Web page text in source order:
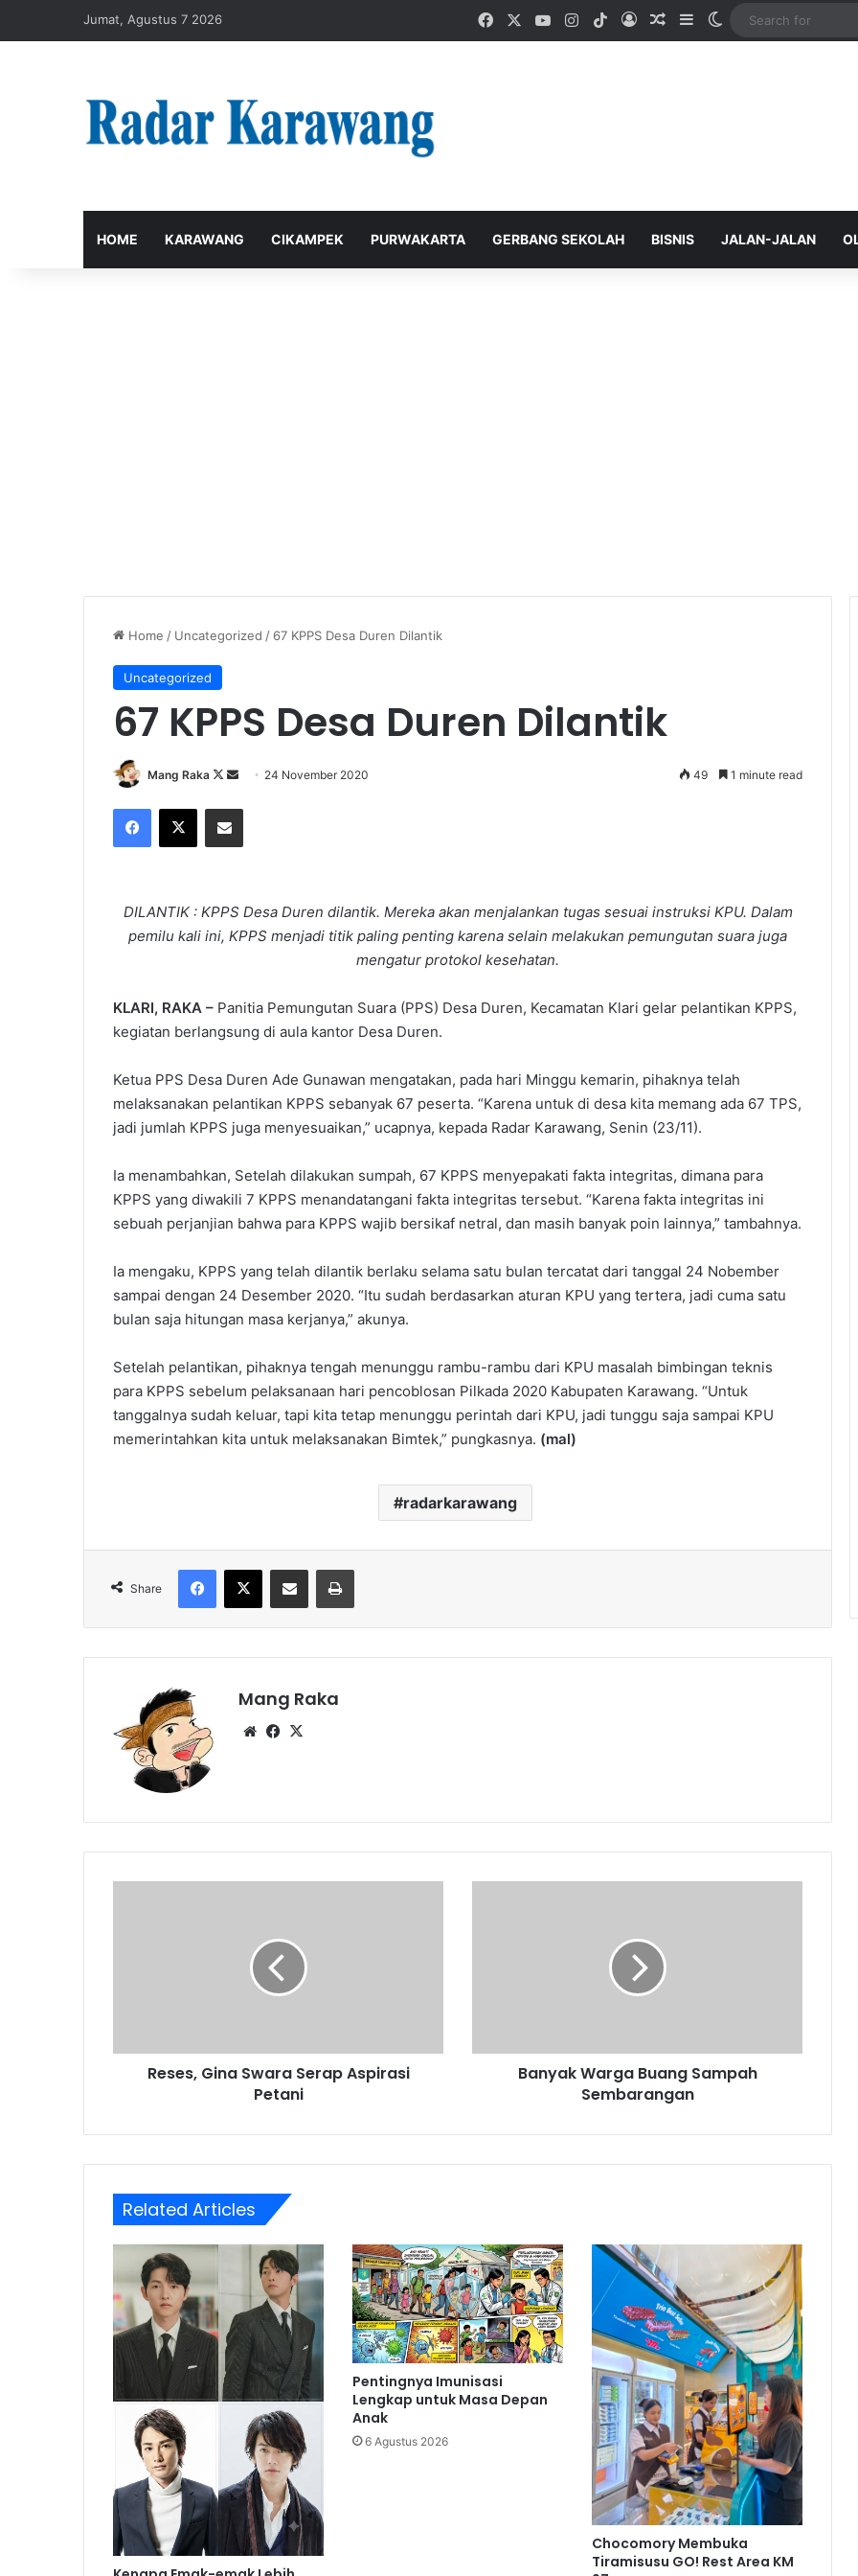
Jumat, Agustus 7 2026 FacebookYouTubeInstagram
TikTokLog InRandom Article
SidebarSwitch skin
HOME KARAWANG CIKAMPEK PURWAKARTA GERBANG SEKOLAH BISNIS JALAN-JALAN
Home / Uncategorized / 67 KPPS Desa Duren Dilantik
Uncategorized
67 KPPS Desa Duren Dilantik
Mang Raka
Follow
X
Send 24 November 2020 49 1 minute read
Facebook
X Share via Email
DILANTIK : KPPS Desa Duren dilantik. Mereka akan menjalankan tugas sesuai instruksi KPU. Dalam
pemilu kali ini, KPPS menjadi titik paling penting karena selain melakukan pemungutan suara juga
mengatur protokol kesehatan.
KLARI, RAKA – Panitia Pemungutan Suara (PPS) Desa Duren, Kecamatan Klari gelar pelantikan KPPS,
kegiatan berlangsung di aula kantor Desa Duren.
Ketua PPS Desa Duren Ade Gunawan mengatakan, pada hari Minggu kemarin, pihaknya telah
melaksanakan pelantikan KPPS sebanyak 67 peserta. “Karena untuk di desa kita memang ada 67 TPS,
jadi jumlah KPPS juga menyesuaikan,” ucapnya, kepada Radar Karawang, Senin (23/11).
Ia menambahkan, Setelah dilakukan sumpah, 67 KPPS menyepakati fakta integritas, dimana para
KPPS yang diwakili 7 KPPS menandatangani fakta integritas tersebut. “Karena fakta integritas ini
sebuah perjanjian bahwa para KPPS wajib bersikaf netral, dan masih banyak poin lainnya,” tambahnya.
Ia mengaku, KPPS yang telah dilantik berlaku selama satu bulan tercatat dari tanggal 24 Nobember
sampai dengan 24 Desember 2020. “Itu sudah berdasarkan aturan KPU yang tertera, jadi cuma satu
bulan saja hitungan masa kerjanya,” akunya.
Setelah pelantikan, pihaknya tengah menunggu rambu-rambu dari KPU masalah bimbingan teknis
para KPPS sebelum pelaksanaan hari pencoblosan Pilkada 2020 Kabupaten Karawang. “Untuk
tanggalnya sudah keluar, tapi kita tetap menunggu perintah dari KPU, jadi tunggu saja sampai KPU
memerintahkan kita untuk melaksanakan Bimtek,” pungkasnya. (mal)
radarkarawang
Share
Facebook
X Share via Email Print
Mang Raka
WebsiteFacebook
Reses, Gina Swara Serap Aspirasi
Petani
Banyak Warga Buang Sampah
Sembarangan
Related Articles
Pentingnya Imunisasi
Lengkap untuk Masa Depan
Anak
6 Agustus 2026
Chocomory Membuka
Tiramisusu GO! Rest Area KM